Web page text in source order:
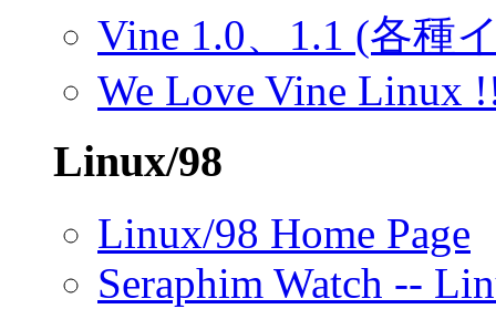
Vine 1.0、1.1 (各種
We Love Vine Linux
Linux/98
Linux/98 Home Page
Seraphim Watch --